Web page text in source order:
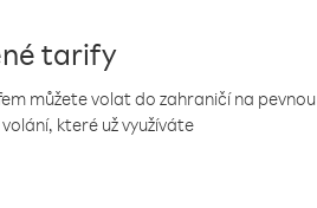
tarify
můžete volat do zahraničí na
které už využíváte